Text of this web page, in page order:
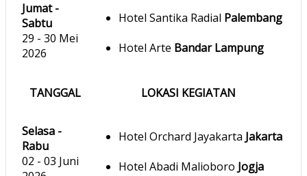
Hotel Santika Radial Palembang
Hotel Arte Bandar Lampung
Jumat -
Sabtu
29 - 30 Mei
2026
TANGGAL LOKASI KEGIATAN
Selasa -
Rabu
02 - 03 Juni
Hotel Orchard Jayakarta Jakarta
Hotel Abadi Malioboro Jogja